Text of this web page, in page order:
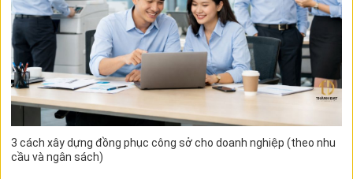
3 cách xây dựng đồng phục công sở cho doanh nghiệp (theo nhu
cầu và ngân sách)